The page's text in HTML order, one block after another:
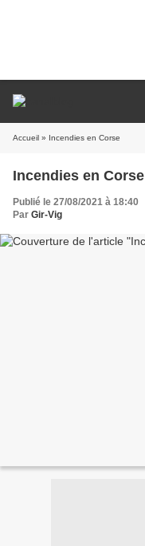
Accueil » Incendies en Corse
Incendies en Corse
Publié le 27/08/2021 à 18:40
Par Gir-Vig